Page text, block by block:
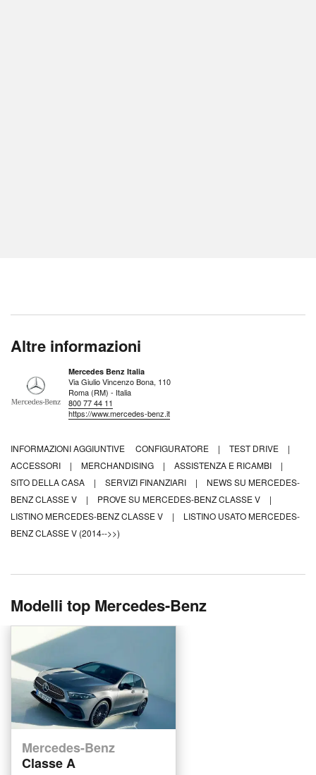
Altre informazioni
Mercedes Benz Italia
Via Giulio Vincenzo Bona, 110
Roma (RM) - Italia
800 77 44 11
https://www.mercedes-benz.it
INFORMAZIONI AGGIUNTIVE CONFIGURATORE | TEST DRIVE
|
ACCESSORI
| MERCHANDISING | ASSISTENZA E RICAMBI
|
SITO DELLA CASA
| SERVIZI FINANZIARI |
NEWS SU MERCEDES-
BENZ CLASSE V
| PROVE SU MERCEDES-BENZ CLASSE V
|
LISTINO MERCEDES-BENZ CLASSE V
|
LISTINO USATO MERCEDES-
BENZ CLASSE V (2014-->>)
Modelli top Mercedes-Benz
Mercedes-Benz
Classe A